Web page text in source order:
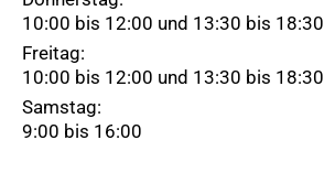
10:00 bis 12:00 und 13:30 bis 18:30
Freitag:
10:00 bis 12:00 und 13:30 bis 18:30
Samstag:
9:00 bis 16:00